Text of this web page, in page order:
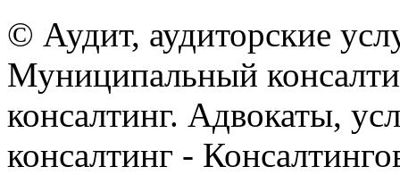
© Аудит, аудиторские
Муниципальный
консалтинг. Адвокаты,
консалтинг -